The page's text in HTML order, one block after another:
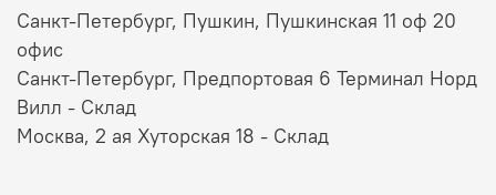
Санкт-Петербург, Пушкин, Пушкинская 11 оф 20
офис
Санкт-Петербург, Предпортовая 6 Терминал Норд
Вилл - Склад
Москва, 2 ая Хуторская 18 - Склад